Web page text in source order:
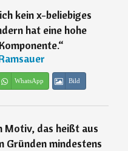
kein x-beliebiges
hat eine hohe
“
WhatsApp Bild
Motiv, das heißt aus
Gründen mindestens